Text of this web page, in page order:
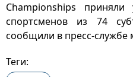
Championships
спортсменов из 74
сообщили в пресс-службе
Теги: